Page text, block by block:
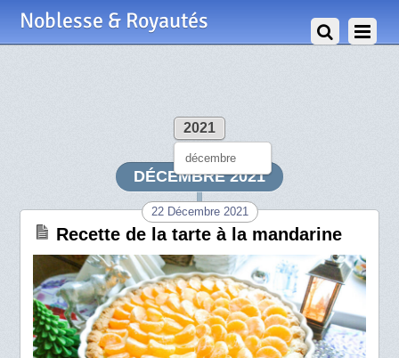
Noblesse & Royautés
2021
décembre
DÉCEMBRE 2021
22 Décembre 2021
Recette de la tarte à la mandarine